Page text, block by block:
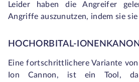
Leider haben die Angreifer
Angriffe auszunutzen, indem sie
HOCHORBITAL-
Eine fortschrittlichere Variante
Ion Cannon, ist ein Tool,